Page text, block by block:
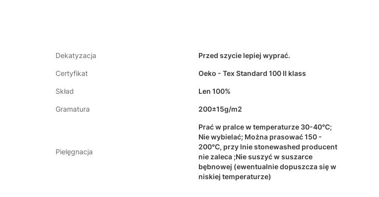
Dekatyzacja Przed szycie lepiej wyprać.
Certyfikat Oeko - Tex Standard 100 II klass
Skład Len 100%
Gramatura 200±15g/m2
Pielęgnacja
Prać w pralce w temperaturze 30-40°C;
Nie wybielać; Można prasować 150 -
200°C, przy lnie stonewashed producent
nie zaleca ;Nie suszyć w suszarce
bębnowej (ewentualnie dopuszcza się w
niskiej temperaturze)